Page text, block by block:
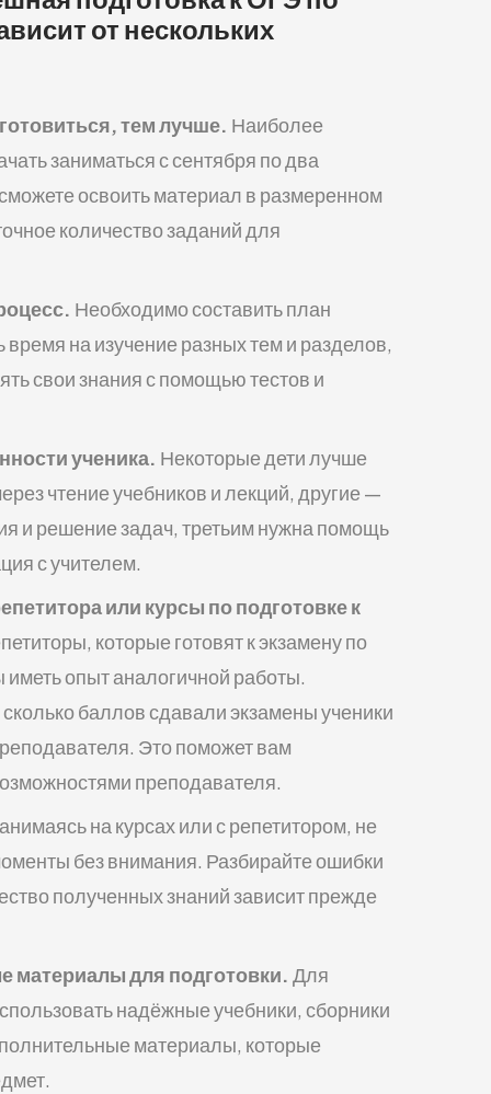
от нескольких
тем лучше. Наиболее
заниматься с сентября по два
освоить материал в размеренном
количество заданий для
Необходимо составить план
время на изучение разных тем и разделов,
свои знания с помощью тестов и
ученика. Некоторые дети лучше
чтение учебников и лекций, другие —
и решение задач, третьим нужна помощь
с учителем.
или курсы по подготовке к
которые готовят к экзамену по
опыт аналогичной работы.
баллов сдавали экзамены ученики
Это поможет вам
преподавателя.
на курсах или с репетитором, не
без внимания. Разбирайте ошибки
полученных знаний зависит прежде
материалы для подготовки. Для
надёжные учебники, сборники
материалы, которые